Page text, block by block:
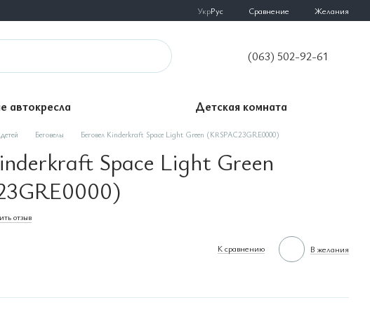
УкрРус Сравнение Желания
(063) 502-92-61
автокресла Детская комната
Беговелы Беговел Kinderkraft Space Light Green (KRSPAC23GRE0000)
Space Light Green
отзыв
К сравнению В желания